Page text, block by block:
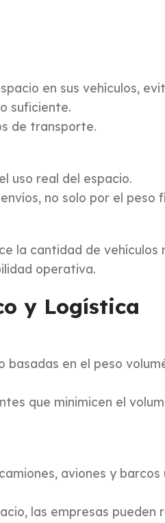
en sus vehículos,
suficiente.
de transporte.
uso real del espacio.
no solo por el peso
la cantidad de vehículos
operativa.
y Logística
basadas en el peso
que minimicen el
aviones y barcos
las empresas pueden